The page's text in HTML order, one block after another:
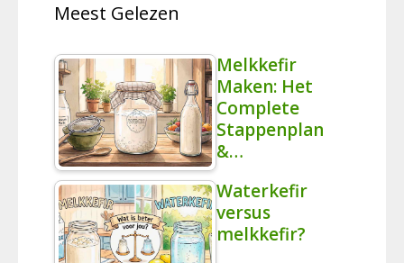
Meest Gelezen
Melkkefir
Maken: Het
Complete
Stappenplan
&…
Waterkefir
versus
melkkefir?